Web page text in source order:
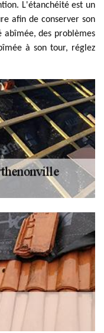
L'étanchéité est un
afin de conserver son
abîmée, des problèmes
à son tour, réglez